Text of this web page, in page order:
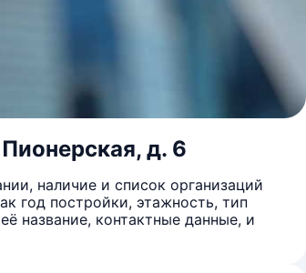
д. 6
наличие и список организаций
год постройки, этажность, тип
название, контактные данные, и